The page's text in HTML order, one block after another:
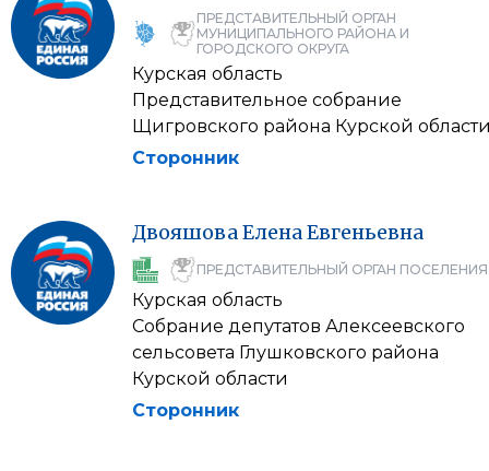
ПРЕДСТАВИТЕЛЬНЫЙ ОРГАН
МУНИЦИПАЛЬНОГО РАЙОНА И
ГОРОДСКОГО ОКРУГА
Курская область
Представительное собрание
Щигровского района Курской
Сторонник
ДвояшоваЕленаЕвгеньевна
ПРЕДСТАВИТЕЛЬНЫЙ ОРГАН ПОСЕЛЕНИЯ
Курская область
Собрание депутатов Алексеевского
сельсовета Глушковского района
Курской области
Сторонник